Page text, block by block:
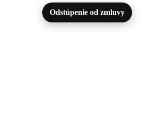
Odstúpenie od zmluvy